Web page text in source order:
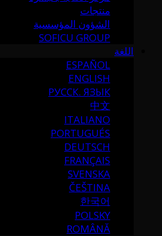
منتجات
الشؤون المؤسسية
SOFICU GROUP
اللغة
ESPAÑOL
ENGLISH
РУССК. ЯЗЫК
中文
ITALIANO
PORTUGUÉS
DEUTSCH
FRANÇAIS
SVENSKA
ČEŠTINA
한국어
POLSKY
ROMÂNĂ